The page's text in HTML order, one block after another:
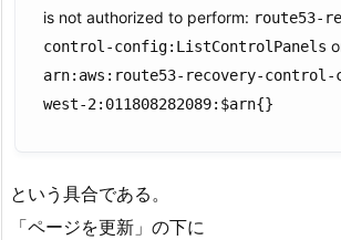
is not authorized to perform: route53-
control-config:ListControlPanels
arn:aws:route53-recovery-
west-2:011808282089:$arn{}
という具合である。
「ページを更新」の下に